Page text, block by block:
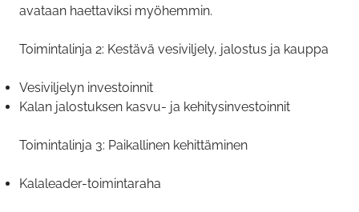
avataan haettaviksi myöhemmin.
Toimintalinja 2: Kestävä vesiviljely, jalostus ja kauppa
Vesiviljelyn investoinnit
Kalan jalostuksen kasvu- ja kehitysinvestoinnit
Toimintalinja 3: Paikallinen kehittäminen
Kalaleader-toimintaraha